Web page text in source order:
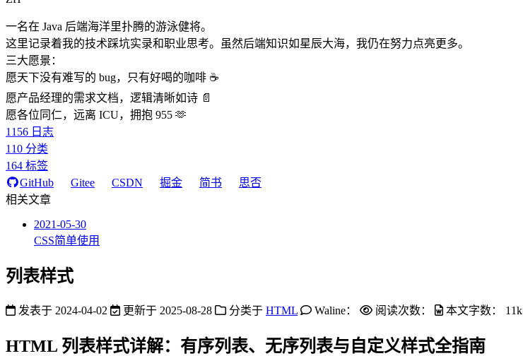
一名在 Java 后端海洋里扑腾的游泳健将。
这里记录着我的技术踩坑实录和职业思考。虽然后端知识如星辰大海，我仍在努力点亮更多。
三大愿景：
愿天下没有难写的 bug，只有好喝的咖啡 ☕️
愿产品经理的需求文档，逻辑清晰如诗 📄
愿各位同仁，远离 ICU，拥抱 955 🫶
1156 日志
110 分类
164 标签
GitHub
Gitee CSDN 掘金 简书
思否
相关文章
2021-05-30
CSS简单使用
列表样式
发表于 2024-04-02 更新于 2025-08-28 分类于 HTML Waline： 阅读次数： 本文字数： 11k
HTML 列表样式详解：有序列表、无序列表与自定义样式全指南